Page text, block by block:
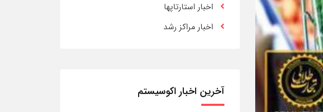
اخبار استارتاپها
اخبار مراکز رشد
آخرین اخبار اکوسیستم